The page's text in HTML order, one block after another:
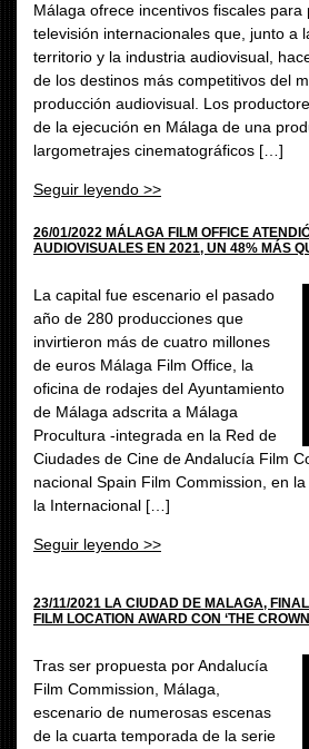
Málaga ofrece incentivos fiscales
televisión internacionales que, junto a
territorio y la industria audiovisual,
de los destinos más competitivos del
producción audiovisual. Los
de la ejecución en Málaga de una
largometrajes cinematográficos […]
Seguir leyendo >>
26/01/2022 MÁLAGA FILM OFFICE
AUDIOVISUALES EN 2021, UN 48% MÁS
La capital fue escenario el pasado
año de 280 producciones que
invirtieron más de cuatro millones
de euros Málaga Film Office, la
oficina de rodajes del Ayuntamiento
de Málaga adscrita a Málaga
Procultura -integrada en la Red de
Ciudades de Cine de Andalucía Film
nacional Spain Film Commission, en
la Internacional […]
Seguir leyendo >>
23/11/2021 LA CIUDAD DE MALAGA,
FILM LOCATION AWARD CON ‘THE
Tras ser propuesta por Andalucía
Film Commission, Málaga,
escenario de numerosas escenas
de la cuarta temporada de la serie